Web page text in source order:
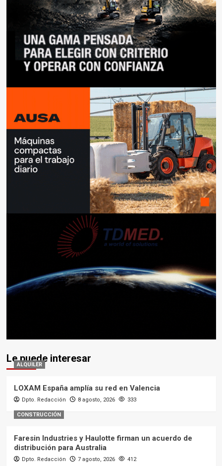
Le puede interesar
ALQUILER
LOXAM España amplía su red en Valencia
Dpto. Redacción 8 agosto, 2026 333
CONSTRUCCIÓN
Faresin Industries y Haulotte firman un acuerdo de
distribución para Australia
Dpto. Redacción 7 agosto, 2026 412